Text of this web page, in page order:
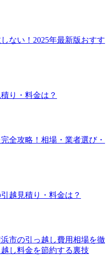
ない！2025年最新版おすす
り・料金は？
全攻略！相場・業者選び・
越見積り・料金は？
市の引っ越し費用相場を徹
し料金を節約する裏技